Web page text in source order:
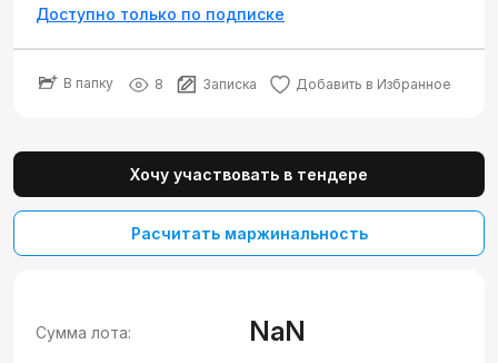
Доступно только по подписке
В папку 8 Записка Добавить в Избранное
Хочу участвовать в тендере
Расчитать маржинальность
Сумма лота: NaN